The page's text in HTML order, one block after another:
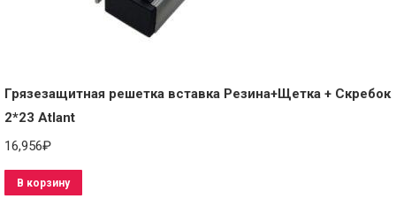
Грязезащитная решетка вставка Резина+Щетка + Скребок
2*23 Atlant
16,956₽
В корзину